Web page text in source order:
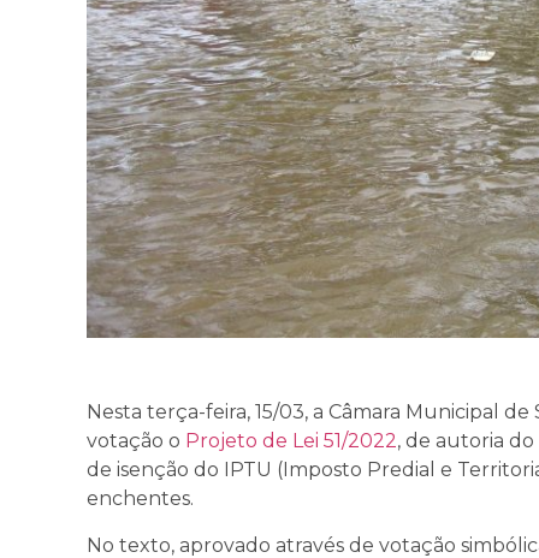
Nesta terça-feira, 15/03, a Câmara Municipal
votação o Projeto de Lei 51/2022, de autoria
de isenção do IPTU (Imposto Predial e
enchentes.
No texto, aprovado através de votação